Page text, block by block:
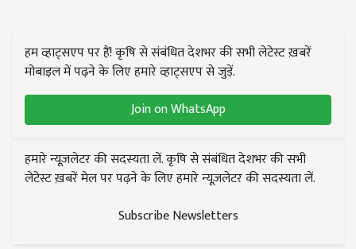
हम व्हाट्सएप पर हैं! कृषि से संबंधित देशभर की सभी लेटेस्ट ख़बरें
मोबाइल में पढ़ने के लिए हमारे व्हाट्सएप से जुड़ें.
Join on WhatsApp
हमारे न्यूज़लेटर की सदस्यता लें. कृषि से संबंधित देशभर की सभी
लेटेस्ट ख़बरें मेल पर पढ़ने के लिए हमारे न्यूज़लेटर की सदस्यता लें.
Subscribe Newsletters